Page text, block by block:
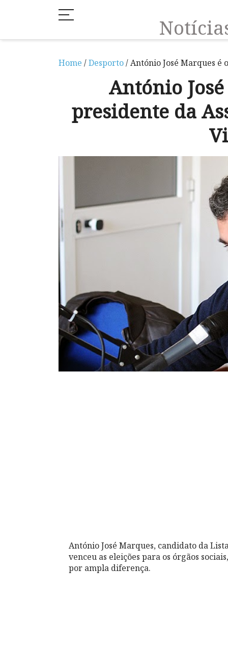
Home /Desporto/ António José Marques é
António
presidente da
António José Marques, candidato da
venceu as eleições para os órgãos
por ampla diferença.